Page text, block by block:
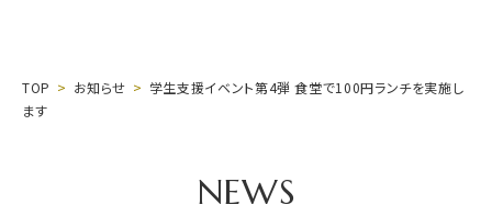
TOP お知らせ
学生支援イベント第4弾 食堂で100円ランチを実施し
ます
NEWS